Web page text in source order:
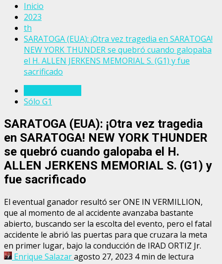
Inicio
2023
th
SARATOGA (EUA): ¡Otra vez tragedia en SARATOGA!
NEW YORK THUNDER se quebró cuando galopaba
el H. ALLEN JERKENS MEMORIAL S. (G1) y fue
sacrificado
Sólo G1
SARATOGA (EUA): ¡Otra vez tragedia
en SARATOGA! NEW YORK THUNDER
se quebró cuando galopaba el H.
ALLEN JERKENS MEMORIAL S. (G1) y
fue sacrificado
El eventual ganador resultó ser ONE IN VERMILLION,
que al momento de al accidente avanzaba bastante
abierto, buscando ser la escolta del evento, pero el fatal
accidente le abrió las puertas para que cruzara la meta
en primer lugar, bajo la conducción de IRAD ORTIZ Jr.
Enrique Salazaragosto 27, 2023 4 min de lectura